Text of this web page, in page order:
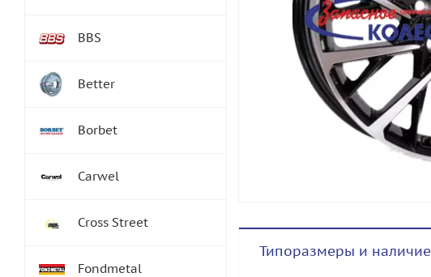
Типоразмеры и наличие
BBS
Better
Borbet
Carwel
Cross Street
Fondmetal